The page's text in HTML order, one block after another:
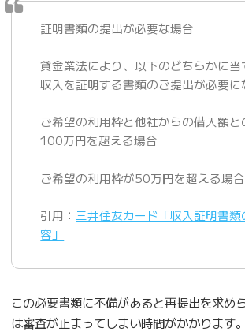
証明書類の提出が必要な場合
貸金業法により、以下のどちらかに当
収入を証明する書類のご提出が必要に
ご希望の利用枠と他社からの借入額と
100万円を超える場合
ご希望の利用枠が50万円を超える場合
引用： 三井住友カード「収入証明書類
容」
この必要書類に不備があると再提出を求め
は審査が止まってしまい時間がかかります。